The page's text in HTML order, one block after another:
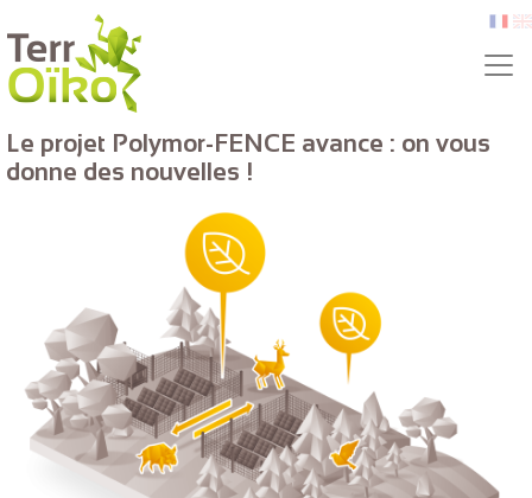
Aller au contenu principal fr
Le projet Polymor-FENCE avance : on vous
donne des nouvelles !